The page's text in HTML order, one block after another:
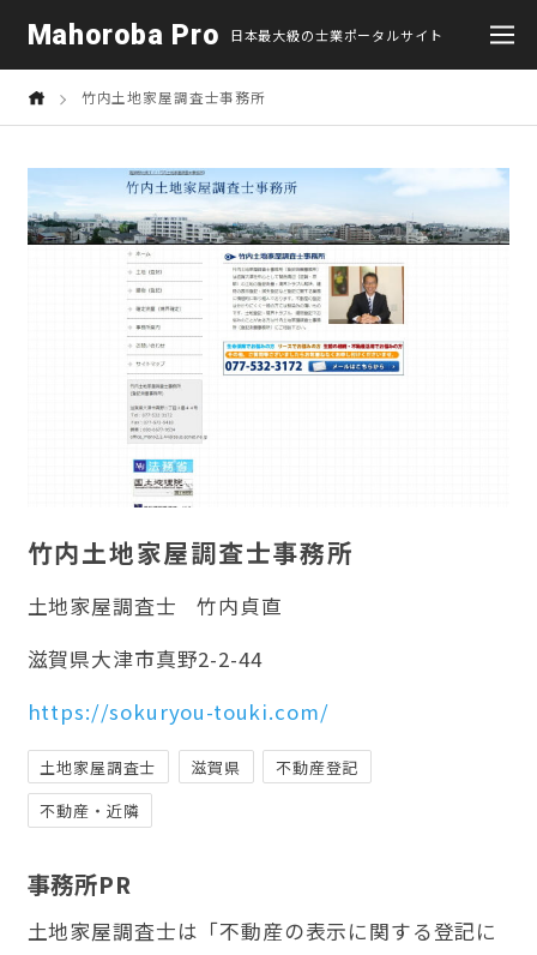
Mahoroba Pro 日本最大級の士業ポータルサイト
竹内土地家屋調査士事務所
竹内土地家屋調査士事務所
土地家屋調査士
竹内貞直
滋賀県大津市真野2-2-44
https://sokuryou-touki.com/
土地家屋調査士 滋賀県
不動産登記
不動産・近隣
事務所PR
土地家屋調査士は「不動産の表示に関する登記に